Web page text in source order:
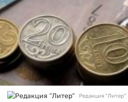
Редакция "Литер"